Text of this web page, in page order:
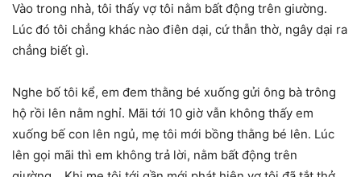
Vào trong nhà, tôi thấy vợ tôi nằm bất động trên giường.
Lúc đó tôi chẳng khác nào điên dại, cứ thẫn thờ, ngây dại ra
chẳng biết gì.
Nghe bố tôi kể, em đem thằng bé xuống gửi ông bà trông
hộ rồi lên nằm nghỉ. Mãi tới 10 giờ vẫn không thấy em
xuống bế con lên ngủ, mẹ tôi mới bồng thằng bé lên. Lúc
lên gọi mãi thì em không trả lời, nằm bất động trên